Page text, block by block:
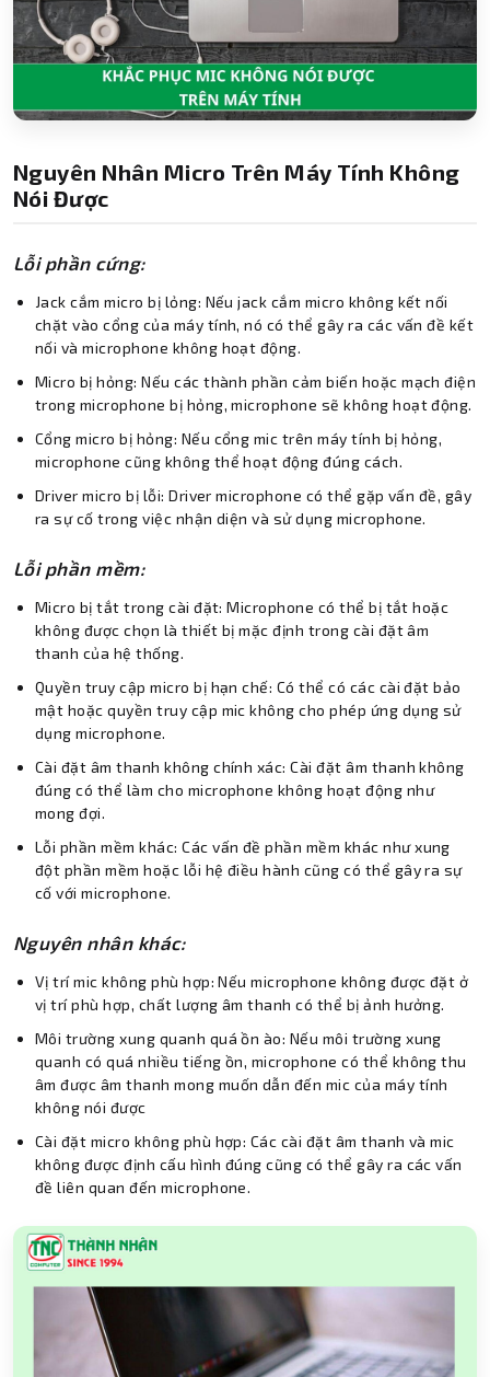
Nguyên Nhân Micro Trên Máy Tính Không
Nói Được
Lỗi phần cứng:
Jack cắm micro bị lỏng: Nếu jack cắm micro không kết nối
chặt vào cổng của máy tính, nó có thể gây ra các vấn đề kết
nối và microphone không hoạt động.
Micro bị hỏng: Nếu các thành phần cảm biến hoặc mạch điện
trong microphone bị hỏng, microphone sẽ không hoạt động.
Cổng micro bị hỏng: Nếu cổng mic trên máy tính bị hỏng,
microphone cũng không thể hoạt động đúng cách.
Driver micro bị lỗi: Driver microphone có thể gặp vấn đề, gây
ra sự cố trong việc nhận diện và sử dụng microphone.
Lỗi phần mềm:
Micro bị tắt trong cài đặt: Microphone có thể bị tắt hoặc
không được chọn là thiết bị mặc định trong cài đặt âm
thanh của hệ thống.
Quyền truy cập micro bị hạn chế: Có thể có các cài đặt bảo
mật hoặc quyền truy cập mic không cho phép ứng dụng sử
dụng microphone.
Cài đặt âm thanh không chính xác: Cài đặt âm thanh không
đúng có thể làm cho microphone không hoạt động như
mong đợi.
Lỗi phần mềm khác: Các vấn đề phần mềm khác như xung
đột phần mềm hoặc lỗi hệ điều hành cũng có thể gây ra sự
cố với microphone.
Nguyên nhân khác:
Vị trí mic không phù hợp: Nếu microphone không được đặt ở
vị trí phù hợp, chất lượng âm thanh có thể bị ảnh hưởng.
Môi trường xung quanh quá ồn ào: Nếu môi trường xung
quanh có quá nhiều tiếng ồn, microphone có thể không thu
âm được âm thanh mong muốn dẫn đến mic của máy tính
không nói được
Cài đặt micro không phù hợp: Các cài đặt âm thanh và mic
không được định cấu hình đúng cũng có thể gây ra các vấn
đề liên quan đến microphone.